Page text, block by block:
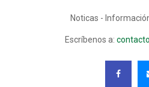
Noticas -
Escríbenos a: